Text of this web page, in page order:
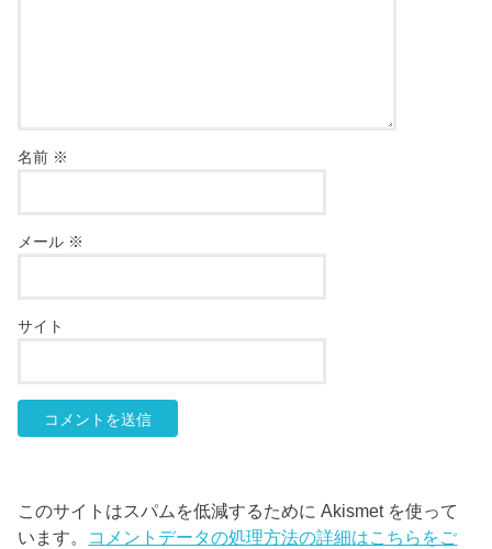
名前 ※
メール ※
サイト
このサイトはスパムを低減するために Akismet を使って
います。 コメントデータの処理方法の詳細はこちらをご